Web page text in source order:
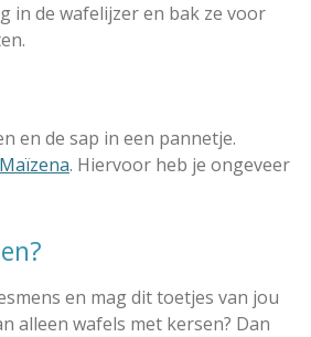
in de wafelijzer en bak ze voor
en de sap in een pannetje.
Maïzena. Hiervoor heb je ongeveer
en mag dit toetjes van jou
alleen wafels met kersen? Dan